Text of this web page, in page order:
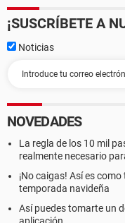
¡SUSCRÍBETE A
Noticias
NOVEDADES
La regla de los 10 mil
realmente necesario
¡No caigas! Así es
temporada navideña
Así puedes tomarte un